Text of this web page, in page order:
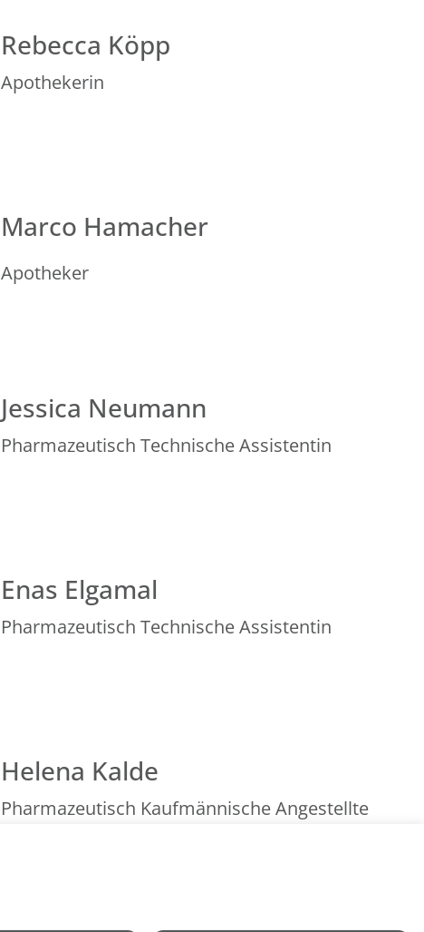
Rebecca Köpp
Apothekerin
Marco Hamacher
Apotheker
Jessica Neumann
Pharmazeutisch Technische Assistentin
Enas Elgamal
Pharmazeutisch Technische Assistentin
Helena Kalde
Pharmazeutisch Kaufmännische Angestellte